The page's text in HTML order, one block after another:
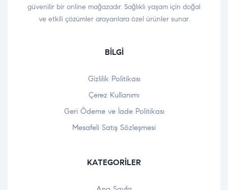
güvenilir bir online mağazadır. Sağlıklı yaşam için doğal
ve etkili çözümler arayanlara özel ürünler sunar.
BILGI
Gizlilik Politikası
Çerez Kullanımı
Geri Ödeme ve İade Politikası
Mesafeli Satış Sözleşmesi
KATEGORILER